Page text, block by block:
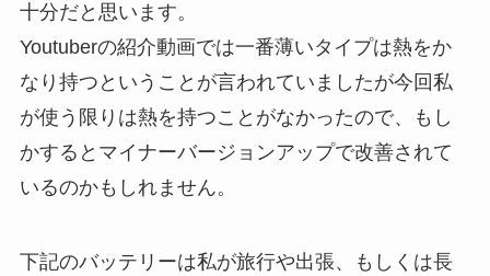
十分だと思います。
Youtuberの紹介動画では一番薄いタイプは熱をか
なり持つということが言われていましたが今回私
が使う限りは熱を持つことがなかったので、もし
かするとマイナーバージョンアップで改善されて
いるのかもしれません。
下記のバッテリーは私が旅行や出張、もしくは長